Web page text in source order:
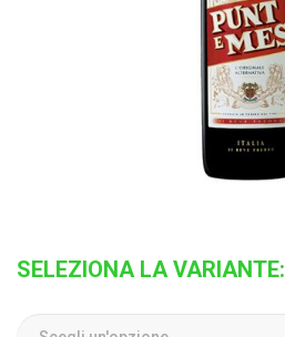
SELEZIONA LA VARIANTE: